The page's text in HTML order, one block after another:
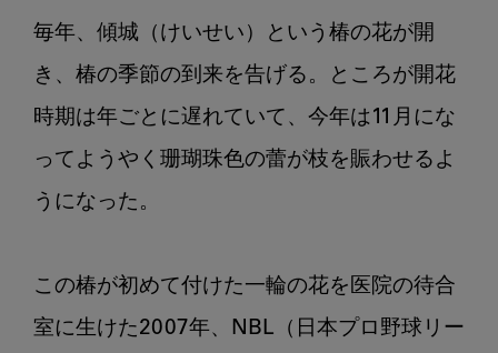
歯
の
少
な
町
の
医
の
毎年、傾城（けいせい）という椿の花が開
き、椿の季節の到来を告げる。ところが開花
時期は年ごとに遅れていて、今年は11月にな
ってようやく珊瑚珠色の蕾が枝を賑わせるよ
うになった。
この椿が初めて付けた一輪の花を医院の待合
室に生けた2007年、NBL（日本プロ野球リー